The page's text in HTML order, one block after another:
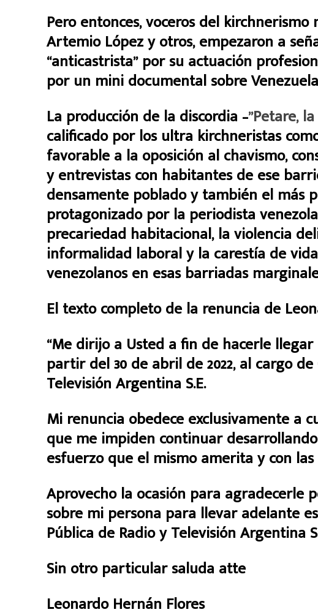
Pero entonces, voceros del kirchnerismo
Artemio López y otros, empezaron a
“anticastrista” por su actuación
por un mini documental sobre
La producción de la discordia –”Petare,
calificado por los ultra kirchneristas
favorable a la oposición al chavismo,
y entrevistas con habitantes de ese
densamente poblado y también el más
protagonizado por la periodista
precariedad habitacional, la violencia
informalidad laboral y la carestía de
venezolanos en esas barriadas
El texto completo de la renuncia de
“Me dirijo a Usted a fin de hacerle
partir del 30 de abril de 2022, al cargo
Televisión Argentina S.E.
Mi renuncia obedece exclusivamente a
que me impiden continuar
esfuerzo que el mismo amerita y con
Aprovecho la ocasión para agradecerle
sobre mi persona para llevar adelante
Pública de Radio y Televisión Argentina
Sin otro particular saluda atte
Leonardo Hernán Flores